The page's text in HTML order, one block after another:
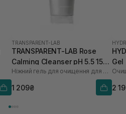
TRANSPARENT-LAB
TRANSPARENT-LAB Rose
Calming Cleanser pH 5.5 150
мл
Ніжний гель для очищення для обличчя
1 209₴
Gel
2